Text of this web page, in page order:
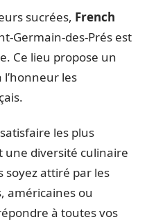
sucrées, French
Germain-des-Prés est
Ce lieu propose un
les
les plus
diversité culinaire
soyez attiré par les
américaines ou
à toutes vos